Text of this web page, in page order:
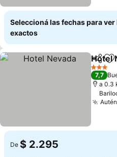
Seleccioná las fechas para
exactos
Hotel
3 Estrellas
7,7
a 0.3
De $ 2.295